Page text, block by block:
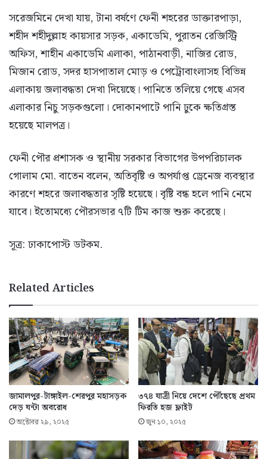
সরেজমিনে দেখা যায়, টানা বর্ষণে ফেনী শহরের ডাক্তারপাড়া,
শহীদ শহীদুল্লাহ কায়সার সড়ক, একাডেমি, পুরাতন রেজিস্ট্রি
অফিস, শাহীন একাডেমি এলাকা, পাঠানবাড়ী, নাজির রোড,
মিজান রোড, সদর হাসপাতাল মোড় ও পেট্রোবাংলাসহ বিভিন্ন
এলাকায় জলাবদ্ধতা দেখা দিয়েছে। পানিতে তলিয়ে গেছে এসব
এলাকার নিচু সড়কগুলো। দোকানপাটে পানি ঢুকে ক্ষতিগ্রস্ত
হয়েছে মালপত্র।
ফেনী পৌর প্রশাসক ও স্থানীয় সরকার বিভাগের উপপরিচালক
গোলাম মো. বাতেন বলেন, অতিবৃষ্টি ও অপর্যাপ্ত ড্রেনেজ ব্যবস্থার
কারণে শহরে জলাবদ্ধতার সৃষ্টি হয়েছে। বৃষ্টি বন্ধ হলে পানি নেমে
যাবে। ইতোমধ্যে পৌরসভার ৭টি টিম কাজ শুরু করেছে।
সূত্র: ঢাকাপোস্ট ডটকম.
Related Articles
জামালপুর-টাঙ্গাইল-শেরপুর মহাসড়ক
দেড় ঘন্টা অবরোধ
অক্টোবর ২৯, ২০২৫
৩৭৪ যাত্রী নিয়ে দেশে পৌঁছেছে প্রথম
ফিরতি হজ ফ্লাইট
জুন ১০, ২০২৫